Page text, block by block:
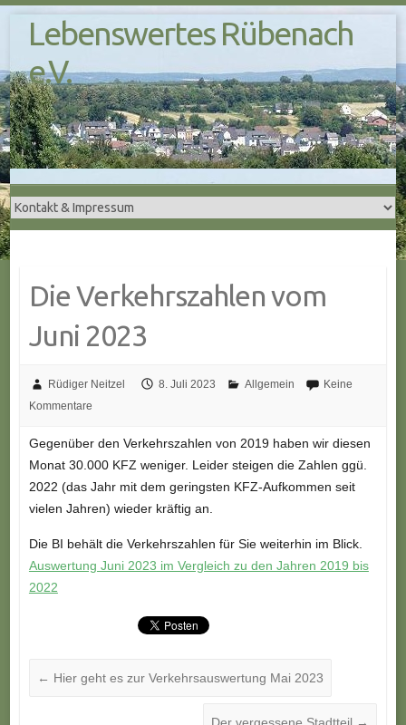
p
t
o
c
o
n
t
e
n
Lebenswertes Rübenach
e.V.
Die Verkehrszahlen vom
Juni 2023
Rüdiger Neitzel 8. Juli 2023 Allgemein
Keine
Kommentare
Gegenüber den Verkehrszahlen von 2019 haben wir diesen
Monat 30.000 KFZ weniger. Leider steigen die Zahlen ggü.
2022 (das Jahr mit dem geringsten KFZ-Aufkommen seit
vielen Jahren) wieder kräftig an.
Die BI behält die Verkehrszahlen für Sie weiterhin im Blick.
Auswertung Juni 2023 im Vergleich zu den Jahren 2019 bis
2022
← Hier geht es zur Verkehrsauswertung Mai 2023